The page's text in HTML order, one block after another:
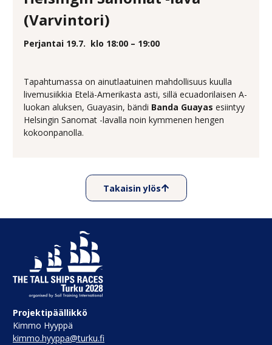
(Varvintori)
Perjantai 19.7. klo 18:00 – 19:00
Tapahtumassa on ainutlaatuinen mahdollisuus kuulla
livemusiikkia Etelä-Amerikasta asti, sillä ecuadorilaisen A-
luokan aluksen, Guayasin, bändi Banda Guayas esiintyy
Helsingin Sanomat -lavalla noin kymmenen hengen
kokoonpanolla.
Takaisin ylös
Projektipäällikkö
Kimmo Hyyppä
kimmo.hyyppa@turku.fi